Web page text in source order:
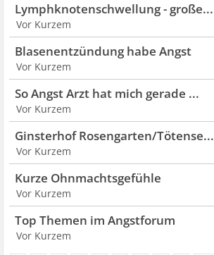
Lymphknotenschwellung - große...
Blasenentzündung habe Angst
So Angst Arzt hat mich gerade ...
Ginsterhof Rosengarten/Tötense...
Kurze Ohnmachtsgefühle